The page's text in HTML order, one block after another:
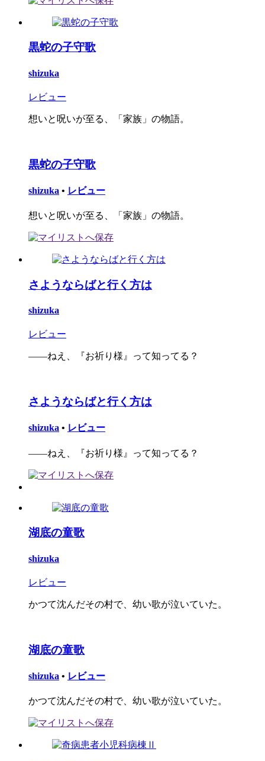
黒蛇の子守歌
shizuka
レビュー
想いと呪いが至る、「家族」の物語。
黒蛇の子守歌
shizuka • レビュー
想いと呪いが至る、「家族」の物語。
さようならばと行く方は
shizuka
レビュー
――ねえ、『お祈り様』って知ってる？
さようならばと行く方は
shizuka • レビュー
――ねえ、『お祈り様』って知ってる？
湖底の童歌
shizuka
レビュー
かつて沈んだその村で、幼い歌が泣いていた。
湖底の童歌
shizuka • レビュー
かつて沈んだその村で、幼い歌が泣いていた。